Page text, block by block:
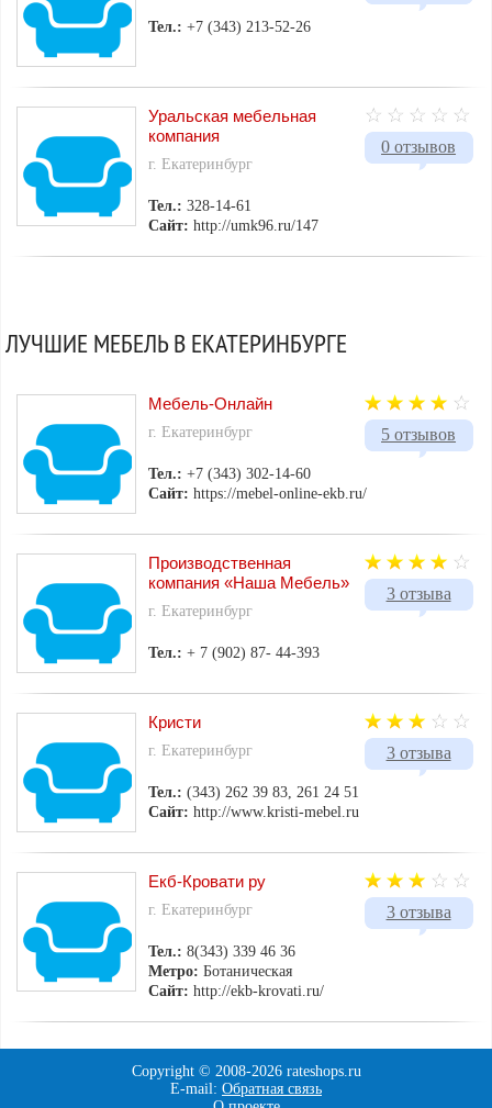
Тел.:+7 (343) 213-52-26
0 отзывов
Уральская мебельная
компания
г. Екатеринбург
Тел.:328-14-61
Сайт: http://umk96.ru/147
ЛУЧШИЕ МЕБЕЛЬ В ЕКАТЕРИНБУРГЕ
5 отзывов
Мебель-Онлайн
г. Екатеринбург
Тел.:+7 (343) 302-14-60
Сайт: https://mebel-online-ekb.ru/
3 отзыва
Производственная
компания «Наша Мебель»
г. Екатеринбург
Тел.:+ 7 (902) 87- 44-393
3 отзыва
Кристи
г. Екатеринбург
Тел.:(343) 262 39 83, 261 24 51
Сайт: http://www.kristi-mebel.ru
3 отзыва
Екб-Кровати ру
г. Екатеринбург
Тел.:8(343) 339 46 36
Метро:Ботаническая
Сайт: http://ekb-krovati.ru/
Copyright © 2008-2026 rateshops.ru
E-mail: Обратная связь